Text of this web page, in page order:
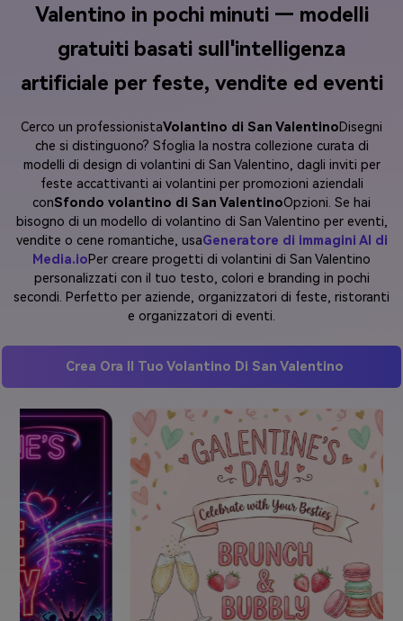
Valentino in pochi minuti — modelli
gratuiti basati sull'intelligenza
artificiale per feste, vendite ed eventi
Cerco un professionistaVolantino di San ValentinoDisegni
che si distinguono? Sfoglia la nostra collezione curata di
modelli di design di volantini di San Valentino, dagli inviti per
feste accattivanti ai volantini per promozioni aziendali
conSfondo volantino di San ValentinoOpzioni. Se hai
bisogno di un modello di volantino di San Valentino per eventi,
vendite o cene romantiche, usaGeneratore di immagini AI di
Media.ioPer creare progetti di volantini di San Valentino
personalizzati con il tuo testo, colori e branding in pochi
secondi. Perfetto per aziende, organizzatori di feste, ristoranti
e organizzatori di eventi.
Crea Ora Il Tuo Volantino Di San Valentino